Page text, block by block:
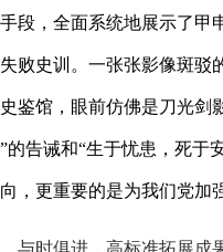
段，全面系统地展示了甲
败史训。一张张影像斑
鉴馆，眼前仿佛是刀光剑
”的告诫和“生于忧患，死于
，更重要的是为我们党加
与时俱进，高标准拓展成